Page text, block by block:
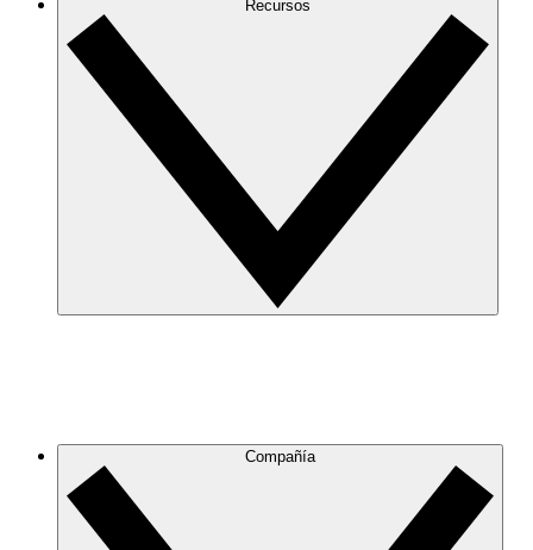
Recursos
Compañía